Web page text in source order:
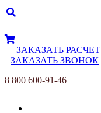
ЗАКАЗАТЬ РАСЧЕТ
ЗАКАЗАТЬ ЗВОНОК
8 800 600-91-46